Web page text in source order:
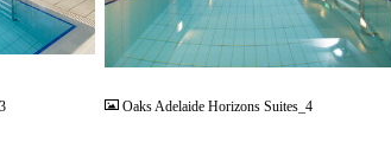
JPG
Oaks Adelaide Horizons Suites_4